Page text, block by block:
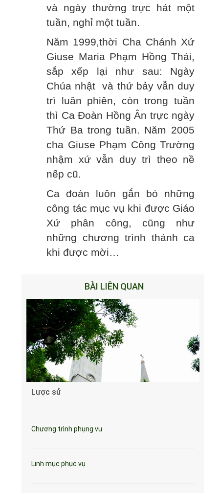
và ngày thường trực hát một
tuần, nghỉ một tuần.
Năm 1999,thời Cha Chánh Xứ
Giuse Maria Phạm Hồng Thái,
sắp xếp lại như sau: Ngày
Chúa nhật và thứ bảy vẫn duy
trì luân phiên, còn trong tuần
thì Ca Đoàn Hồng Ân trực ngày
Thứ Ba trong tuần. Năm 2005
cha Giuse Phạm Công Trường
nhậm xứ vẫn duy trì theo nề
nếp cũ.
Ca đoàn luôn gắn bó những
công tác mục vụ khi được Giáo
Xứ phân công, cũng như
những chương trình thánh ca
khi được mời…
BÀI LIÊN QUAN
Lược sử
Chương trình phụng vụ
Linh mục phục vụ